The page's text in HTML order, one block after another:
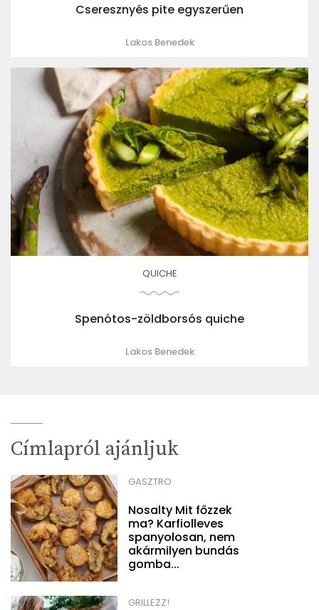
Cseresznyés pite egyszerűen
Lakos Benedek
QUICHE
Spenótos-zöldborsós quiche
Lakos Benedek
Címlapról ajánljuk
GASZTRO
Nosalty Mit főzzek
ma? Karfiolleves
spanyolosan, nem
akármilyen bundás
gomba...
GRILLEZZ!